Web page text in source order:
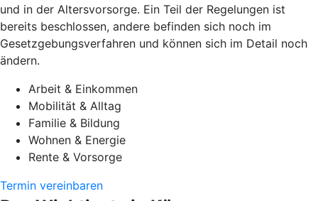
und in der Altersvorsorge. Ein Teil der Regelungen ist
bereits beschlossen, andere befinden sich noch im
Gesetzgebungsverfahren und können sich im Detail noch
ändern.
Arbeit & Einkommen
Mobilität & Alltag
Familie & Bildung
Wohnen & Energie
Rente & Vorsorge
Termin vereinbaren